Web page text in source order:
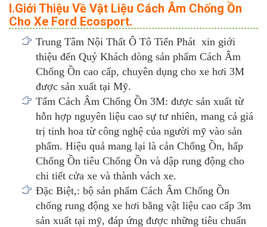
I.Giới Thiệu Về Vật Liệu Cách Âm Chống Ồn
Cho Xe Ford Ecosport.
Trung Tâm Nội Thất Ô Tô Tiến Phát xin giới
thiệu đến Quý Khách dòng sản phẩm Cách Âm
Chống Ồn cao cấp, chuyên dụng cho xe hơi 3M
được sản xuất tại Mỹ.
Tấm Cách Âm Chống Ồn 3M: được sản xuất từ
hỗn hợp nguyên liệu cao sự tư nhiên, mang cả giá
trị tinh hoa từ công nghệ của người mỹ vào sản
phẩm. Hiệu quả mang lại là cản Chống Ồn, hấp
Chống Ồn tiêu Chống Ồn và dập rung động cho
chi tiết cửa xe và thành vách xe.
Đặc Biệt,: bộ sản phẩm Cách Âm Chống Ồn
chống rung động xe hơi bằng vật liệu cao cấp 3m
sản xuất tại mỹ, đáp ứng được những tiêu chuẩn